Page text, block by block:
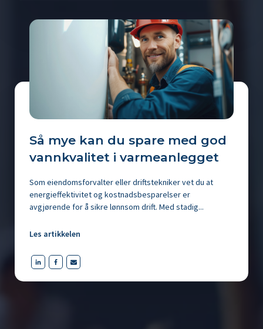
Så mye kan du spare med god
vannkvalitet i varmeanlegget
Som eiendomsforvalter eller driftstekniker vet du at
energieffektivitet og kostnadsbesparelser er
avgjørende for å sikre lønnsom drift. Med stadig...
Les artikkelen